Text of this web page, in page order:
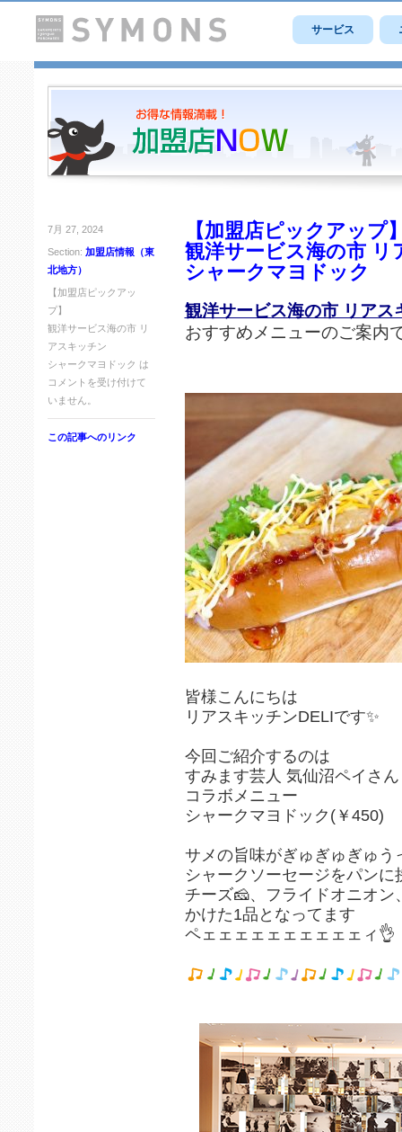
サービス
7月 27, 2024
Section: 加盟店情報（東
北地方）
【加盟店ピックアッ
プ】
観洋サービス海の市 リ
アスキッチン
シャークマヨドック は
コメントを受け付けて
いません。
この記事へのリンク
【加盟店ピックアップ
観洋サービス海の市 リ
シャークマヨドック
観洋サービス海の市 リアス
おすすめメニューのご案内
皆様こんにちは
リアスキッチンDELIです✨
今回ご紹介するのは
すみます芸人 気仙沼ペイさ
コラボメニュー
シャークマヨドック(￥450)
サメの旨味がぎゅぎゅぎゅう
シャークソーセージをパンに
チーズ🧀、フライドオニオ
かけた1品となってます
ペェェェェェェェェェェィ👌⁡⁡